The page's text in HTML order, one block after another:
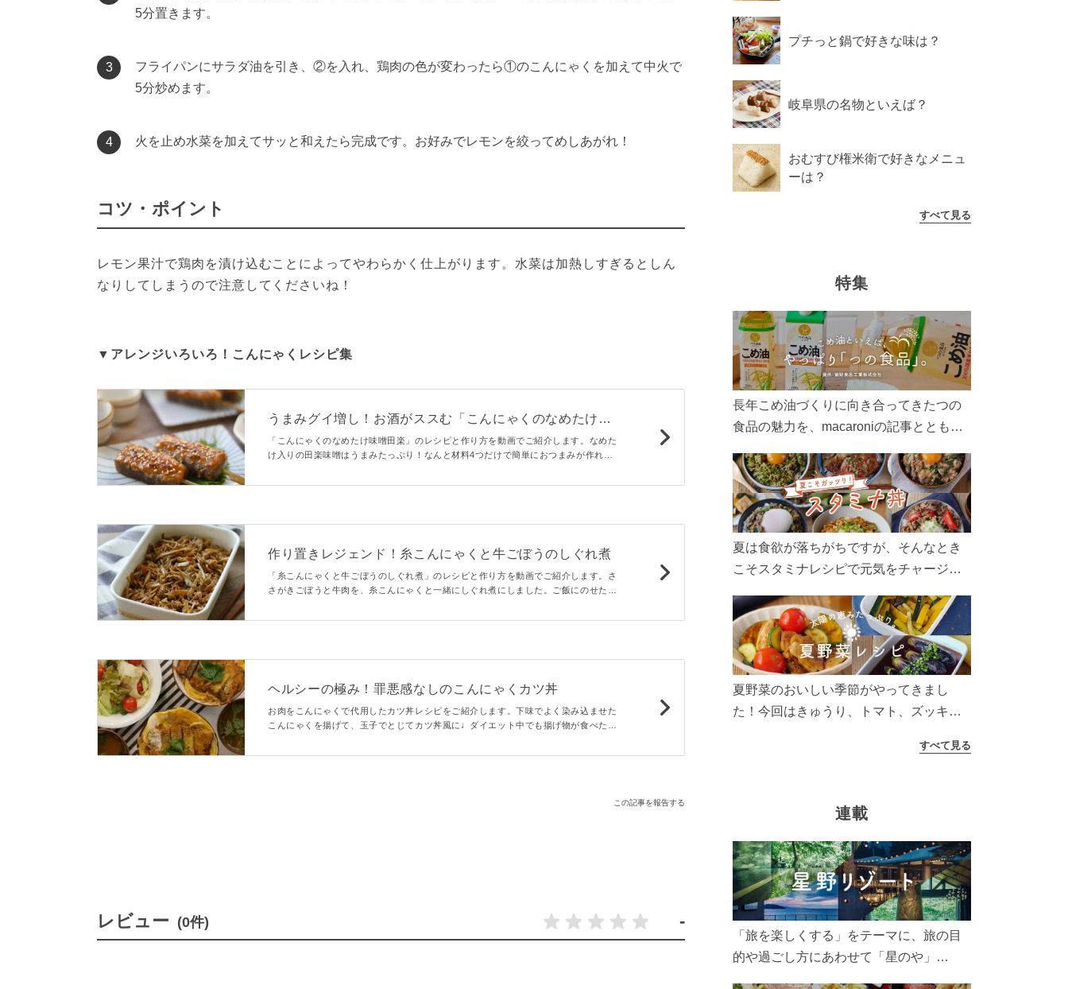
5分置きます。
3
フライパンにサラダ油を引き、②を入れ、鶏肉の色が変わったら①のこんにゃくを加えて中火で
5分炒めます。
4 火を止め水菜を加えてサッと和えたら完成です。お好みでレモンを絞ってめしあがれ！
コツ・ポイント
レモン果汁で鶏肉を漬け込むことによってやわらかく仕上がります。水菜は加熱しすぎるとしん
なりしてしまうので注意してくださいね！
▼アレンジいろいろ！こんにゃくレシピ集
うまみグイ増し！お酒がススむ「こんにゃくのなめたけ味
噌田楽」
「こんにゃくのなめたけ味噌田楽」のレシピと作り方を動画でご紹介します。なめた
け入りの田楽味噌はうまみたっぷり！なんと材料4つだけで簡単におつまみが作れま
作り置きレジェンド！糸こんにゃくと牛ごぼうのしぐれ煮
「糸こんにゃくと牛ごぼうのしぐれ煮」のレシピと作り方を動画でご紹介します。さ
さがきごぼうと牛肉を、糸こんにゃくと一緒にしぐれ煮にしました。ご飯にのせたり
ーです♪
ヘルシーの極み！罪悪感なしのこんにゃくカツ丼
お肉をこんにゃくで代用したカツ丼レシピをご紹介します。下味でよく染み込ませた
こんにゃくを揚げて、玉子でとじてカツ丼風に♩ダイエット中でも揚げ物が食べた
この記事を報告する
レビュー (0件) -
プチっと鍋で好きな味は？
岐阜県の名物といえば？
おむすび権米衛で好きなメニュ
ーは？
すべて見る
特集
長年こめ油づくりに向き合ってきたつの
食品の魅力を、macaroniの記事とともに
ん、製造現場や品質へのこだわりまで。
こめ油をもっと好きになるコンテンツを
ぜひお楽しみください。
夏は食欲が落ちがちですが、そんなとき
こそスタミナレシピで元気をチャージ！
リ食べて、夏バテを吹き飛ばしましょ
う！
夏野菜のおいしい季節がやってきまし
た！今回はきゅうり、トマト、ズッキー
太陽の光をたっぷりあびた夏野菜は栄養
すべて見る
連載
「旅を楽しくする」をテーマに、旅の目
的や過ごし方にあわせて「星のや」